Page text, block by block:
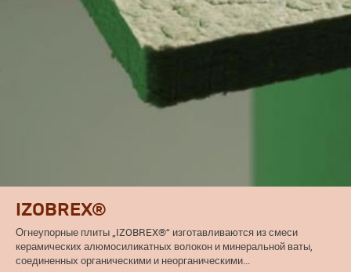
IZOBREX®
Огнеупорные плиты „IZOBREX®“ изготавливаются из смеси
керамических алюмосиликатных волокон и минеральной ваты,
соединенных органическими и неорганическими...